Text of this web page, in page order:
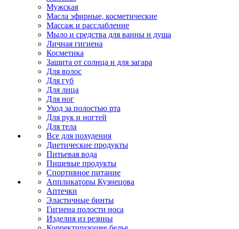
Мужская
Масла эфирные, косметические
Массаж и расслабление
Мыло и средства для ванны и душа
Личная гигиена
Косметика
Защита от солнца и для загара
Для волос
Для губ
Для лица
Для ног
Уход за полостью рта
Для рук и ногтей
Для тела
Все для похудения
Диетические продукты
Питьевая вода
Пищевые продукты
Спортивное питание
Аппликаторы Кузнецова
Аптечки
Эластичные бинты
Гигиена полости носа
Изделия из резины